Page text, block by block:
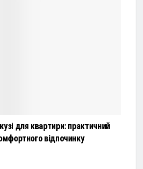
для квартири: практичний
відпочинку